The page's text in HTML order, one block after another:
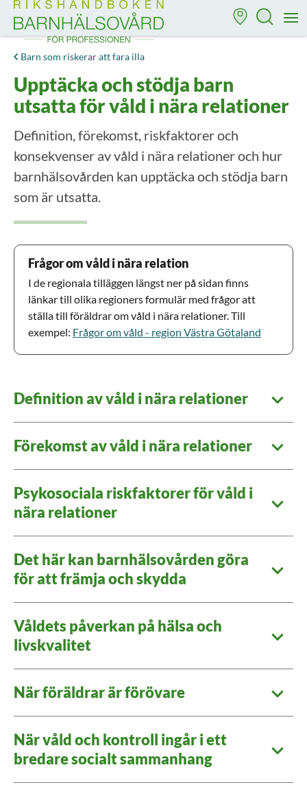
Till startsidan för Rikshandboken i barnhälsovård
Barn som riskerar att fara illa
Upptäcka och stödja barn
utsatta för våld i nära relationer
Definition, förekomst, riskfaktorer och
konsekvenser av våld i nära relationer och hur
barnhälsovården kan upptäcka och stödja barn
som är utsatta.
Frågor om våld i nära relation
I de regionala tilläggen längst ner på sidan finns
länkar till olika regioners formulär med frågor att
ställa till föräldrar om våld i nära relationer. Till
exempel: Frågor om våld - region Västra Götaland
Definition av våld i nära relationer
Förekomst av våld i nära relationer
Psykosociala riskfaktorer för våld i
nära relationer
Det här kan barnhälsovården göra
för att främja och skydda
Våldets påverkan på hälsa och
livskvalitet
När föräldrar är förövare
När våld och kontroll ingår i ett
bredare socialt sammanhang